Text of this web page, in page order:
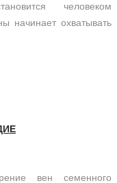
человеком
начинает охватывать
вен семенного